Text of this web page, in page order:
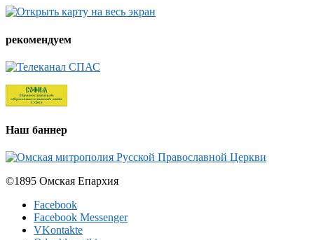
рекомендуем
Наш баннер
©1895 Омская Епархия
Facebook
Facebook Messenger
VKontakte